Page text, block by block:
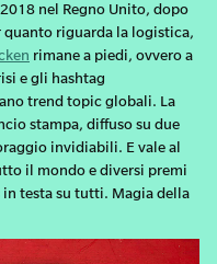
nel Regno Unito, dopo
riguarda la logistica,
rimane a piedi, ovvero a
e gli hashtag
trend topic globali. La
stampa, diffuso su due
invidiabili. E vale al
il mondo e diversi premi
testa su tutti. Magia della